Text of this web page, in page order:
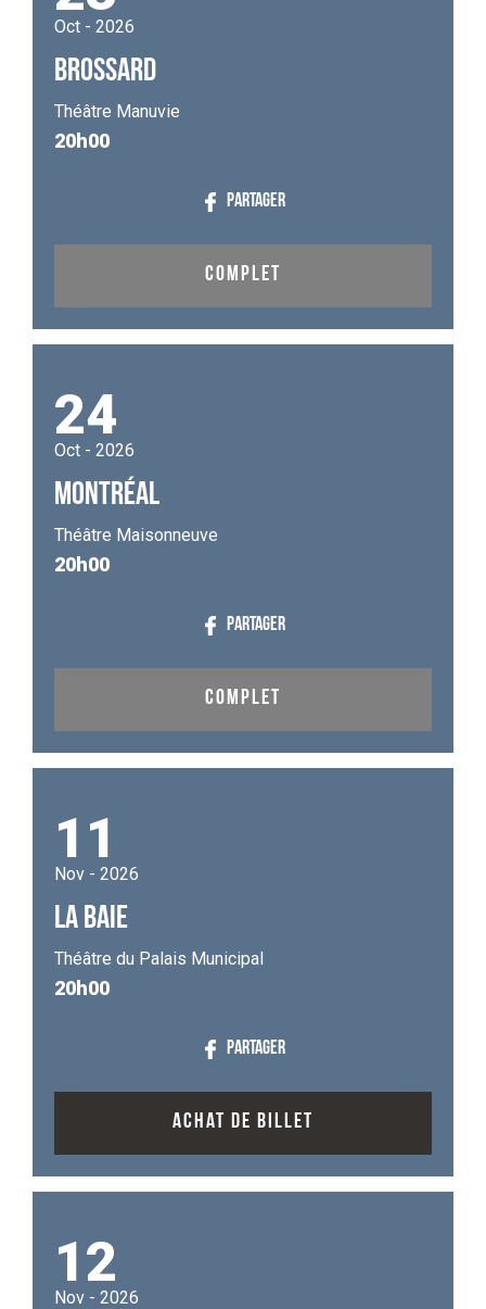
Oct - 2026
BROSSARD
Théâtre Manuvie
20h00
PARTAGER
COMPLET
24
Oct - 2026
MONTRÉAL
Théâtre Maisonneuve
20h00
PARTAGER
COMPLET
11
Nov - 2026
LA BAIE
Théâtre du Palais Municipal
20h00
PARTAGER
ACHAT DE BILLET
12
Nov - 2026